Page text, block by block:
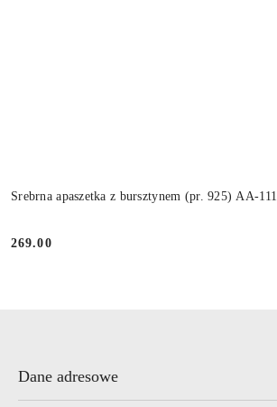
Srebrna apaszetka z bursztynem (pr. 925) AA-111
Cena:
269.00
Dane adresowe